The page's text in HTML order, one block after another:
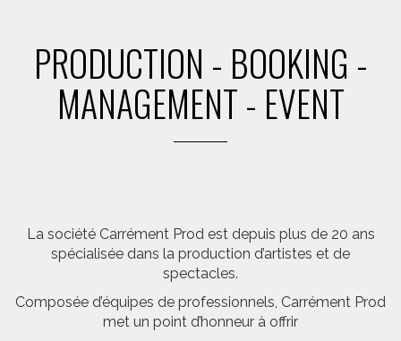
PRODUCTION - BOOKING -
MANAGEMENT - EVENT
La société Carrément Prod est depuis plus de 20 ans
spécialisée dans la production d’artistes et de
spectacles.
Composée d’équipes de professionnels, Carrément Prod
met un point d’honneur à offrir